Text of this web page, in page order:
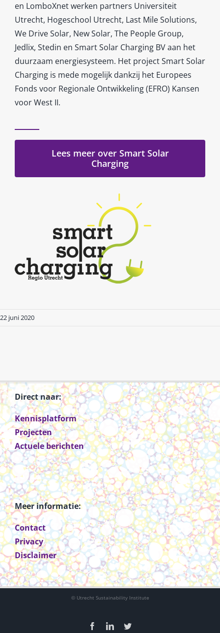
en LomboXnet werken partners Universiteit
Utrecht, Hogeschool Utrecht, Last Mile Solutions,
We Drive Solar, New Solar, The People Group,
Jedlix, Stedin en Smart Solar Charging BV aan het
duurzaam energiesysteem. Het project Smart Solar
Charging is mede mogelijk dankzij het Europees
Fonds voor Regionale Ontwikkeling (EFRO) Kansen
voor West II.
Lees meer over Smart Solar
Charging
22 juni 2020
Direct naar:
Kennisplatform
Projecten
Actuele berichten
Meer informatie:
Contact
Privacy
Disclaimer
© Utrecht Sustainability Institute
FacebookLinkedInTwitter